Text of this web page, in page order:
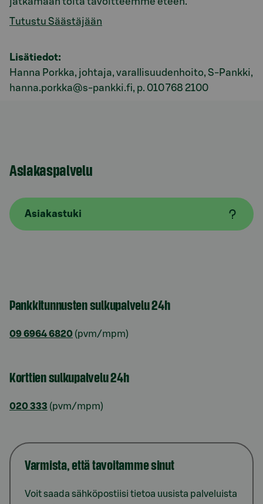
Tutustu Säästäjään
Lisätiedot:
Hanna Porkka, johtaja, varallisuudenhoito, S-Pankki,
hanna.porkka@s-pankki.fi, p. 010 768 2100
Asiakaspalvelu
Asiakastuki
Pankkitunnusten sulkupalvelu 24h
09 6964 6820 (pvm/mpm)
Korttien sulkupalvelu 24h
020 333 (pvm/mpm)
Varmista, että tavoitamme sinut
Voit saada sähköpostiisi tietoa uusista palveluista